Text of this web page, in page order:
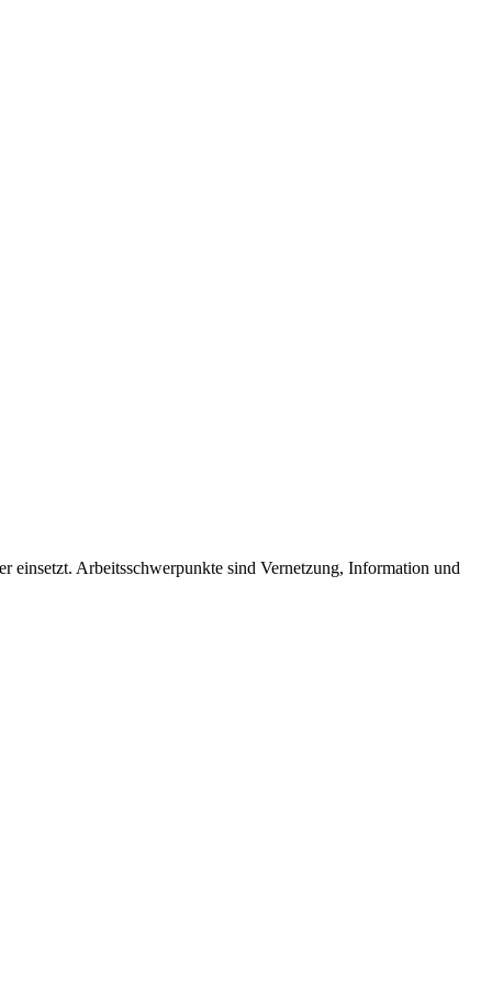
einsetzt. Arbeitsschwerpunkte sind Vernetzung, Information und